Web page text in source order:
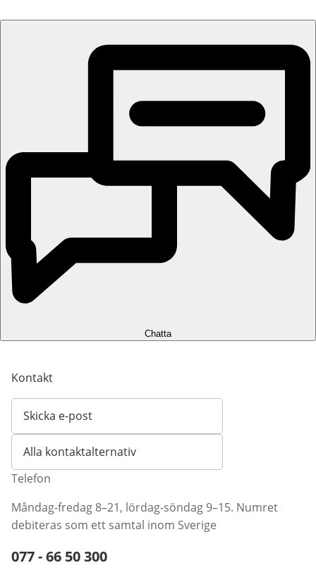
Chatta
Kontakt
Skicka e-post
Öppnar e-postklient
Alla kontaktalternativ
Telefon
Måndag-fredag 8–21, lördag-söndag 9–15. Numret
debiteras som ett samtal inom Sverige
Telefonnummer:
077 - 66 50 300